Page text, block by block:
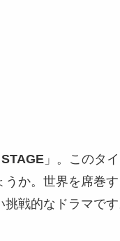
」。このタ
か。世界を席巻
戦的なドラマです